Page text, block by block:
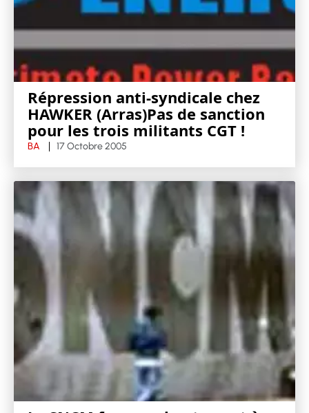
Répression anti-syndicale chez
HAWKER (Arras)Pas de sanction
pour les trois militants CGT !
BA 17 Octobre 2005